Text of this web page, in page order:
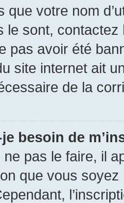
que votre nom
le sont,
pas avoir été
site internet ait
de la
besoin de
pas le faire, il
que vous